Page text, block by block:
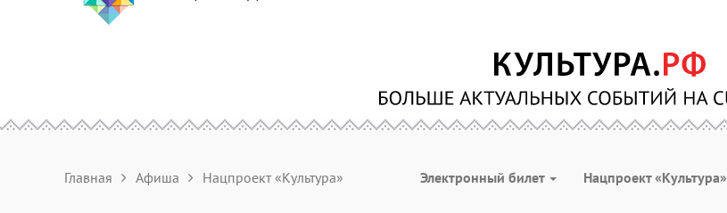
Главная Афиша Нацпроект «Культура» Электронный билет Нацпроект «Культура»